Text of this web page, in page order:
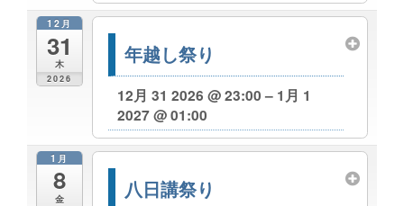
12月
31
木
2026
年越し祭り
12月 31 2026 @ 23:00 – 1月 1
2027 @ 01:00
1月
8
金 八日講祭り